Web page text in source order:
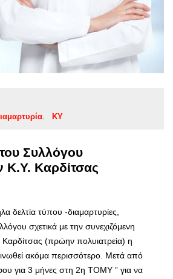
ΚΥ
Συλλόγου
Κ.Υ. Καρδίτσας
δελτία τύπου -διαμαρτυρίες,
σχετικά με την συνεχιζόμενη
(πρώην πολυιατρεία) η
ακόμα περισσότερο. Μετά από
για 3 μήνες στη 2η ΤΟΜΥ ” για να